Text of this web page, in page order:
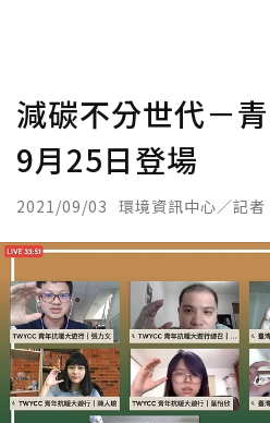
減碳不分世代－
9月25日登場
2021/09/03 環境資訊中心／記者